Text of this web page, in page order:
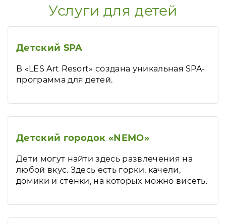
Услуги для детей
Детский SPA
В «LES Art Resort» создана уникальная SPA-
программа для детей.
Детский городок «NEMO»
Дети могут найти здесь развлечения на
любой вкус. Здесь есть горки, качели,
домики и стенки, на которых можно висеть.